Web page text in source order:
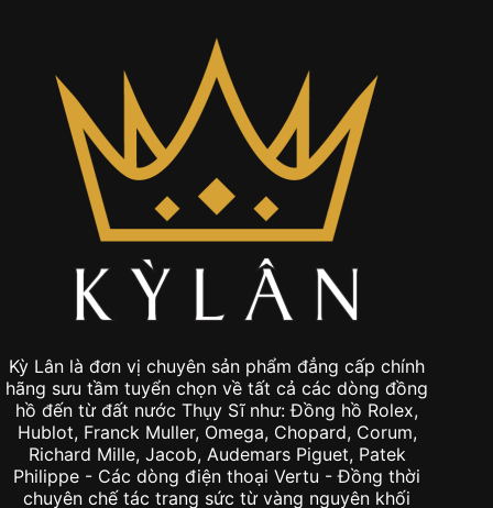
Kỳ Lân là đơn vị chuyên sản phẩm đẳng cấp chính
hãng sưu tầm tuyển chọn về tất cả các dòng đồng
hồ đến từ đất nước Thụy Sĩ như: Đồng hồ Rolex,
Hublot, Franck Muller, Omega, Chopard, Corum,
Richard Mille, Jacob, Audemars Piguet, Patek
Philippe - Các dòng điện thoại Vertu - Đồng thời
chuyên chế tác trang sức từ vàng nguyên khối